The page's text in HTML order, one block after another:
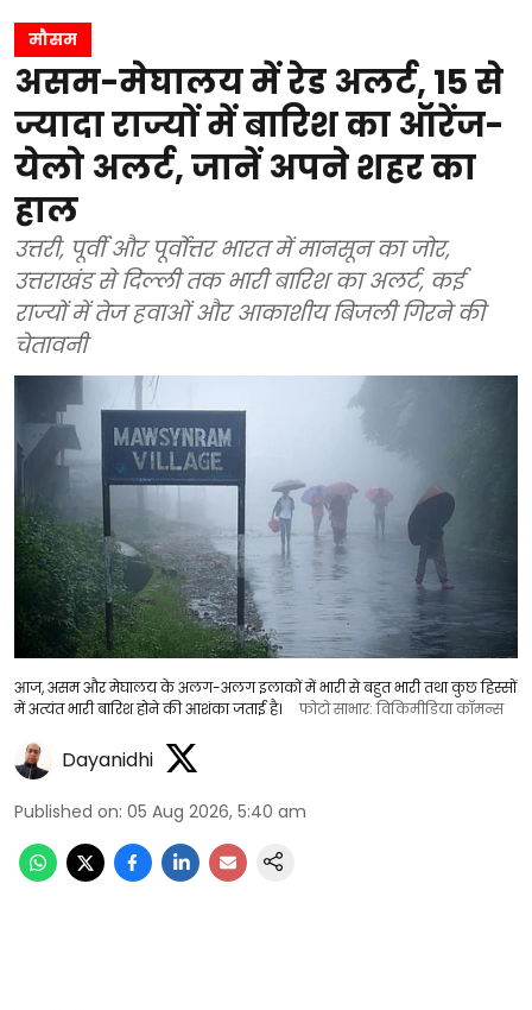
मौसम
असम-मेघालय में रेड अलर्ट, 15 से
ज्यादा राज्यों में बारिश का ऑरेंज-
येलो अलर्ट, जानें अपने शहर का
हाल
उत्तरी, पूर्वी और पूर्वोत्तर भारत में मानसून का जोर,
उत्तराखंड से दिल्ली तक भारी बारिश का अलर्ट, कई
राज्यों में तेज हवाओं और आकाशीय बिजली गिरने की
चेतावनी
आज, असम और मेघालय के अलग-अलग इलाकों में भारी से बहुत भारी तथा कुछ हिस्सों
में अत्यंत भारी बारिश होने की आशंका जताई है।
फोटो साभार: विकिमीडिया कॉमन्स
Dayanidhi
Published on: 05 Aug 2026, 5:40 am